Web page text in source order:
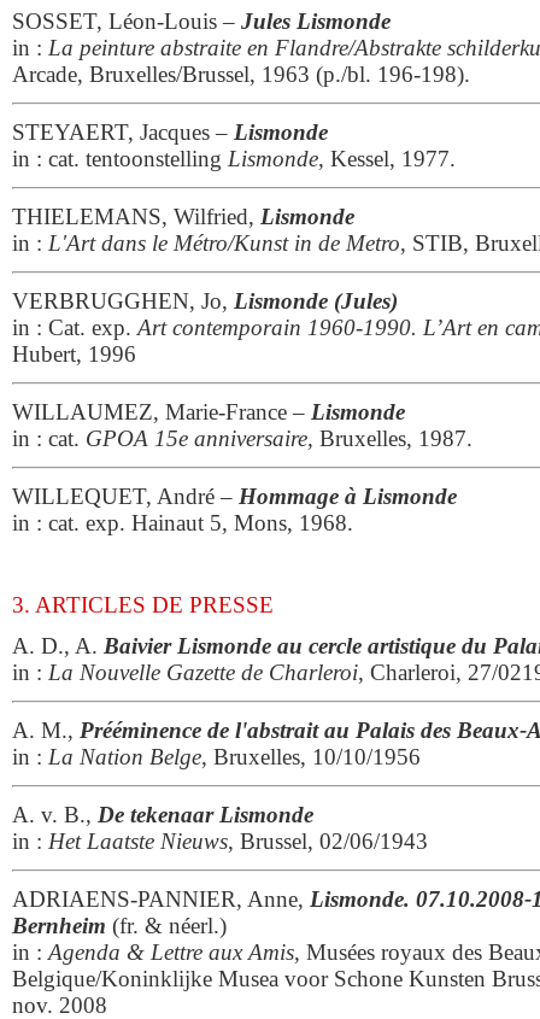
SOSSET, Léon-Louis – Jules Lismonde
in : La peinture abstraite en Flandre/Abstrakte
Arcade, Bruxelles/Brussel, 1963 (p./bl. 196-198).
STEYAERT, Jacques – Lismonde
in : cat. tentoonstelling Lismonde, Kessel, 1977.
THIELEMANS, Wilfried, Lismonde
in : L'Art dans le Métro/Kunst in de Metro, STIB,
VERBRUGGHEN, Jo, Lismonde (Jules)
in : Cat. exp. Art contemporain 1960-1990. L’Art en
Hubert, 1996
WILLAUMEZ, Marie-France – Lismonde
in : cat. GPOA 15e anniversaire, Bruxelles, 1987.
WILLEQUET, André – Hommage à Lismonde
in : cat. exp. Hainaut 5, Mons, 1968.
3. ARTICLES DE PRESSE
A. D., A. Baivier Lismonde au cercle artistique du
in : La Nouvelle Gazette de Charleroi, Charleroi, 27/
A. M., Prééminence de l'abstrait au Palais des Beaux-
in : La Nation Belge, Bruxelles, 10/10/1956
A. v. B., De tekenaar Lismonde
in : Het Laatste Nieuws, Brussel, 02/06/1943
ADRIAENS-PANNIER, Anne, Lismonde. 07.10.2008-
Bernheim (fr. & néerl.)
in : Agenda & Lettre aux Amis, Musées royaux des
Belgique/Koninklijke Musea voor Schone Kunsten
nov. 2008